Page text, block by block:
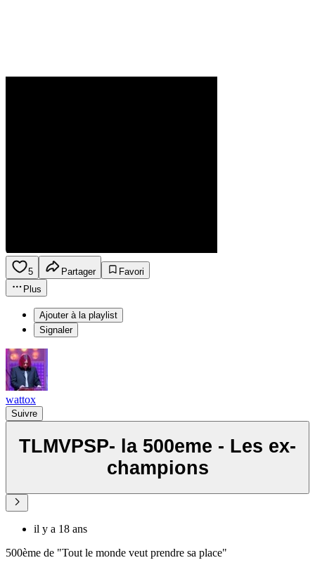
5 Partager
Favori
Plus
Ajouter à la playlist
Signaler
wattox
Suivre
TLMVPSP- la 500eme - Les ex-
champions
il y a 18 ans
500ème de "Tout le monde veut prendre sa place"